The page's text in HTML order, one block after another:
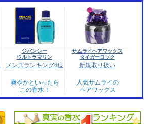
ジバンシー
ウルトラマリン
メンズランキング6位
爽やかといったら
この香水！
サムライヘアワックス
タイガーロック
新規取り扱い
人気サムライの
ヘアワックス